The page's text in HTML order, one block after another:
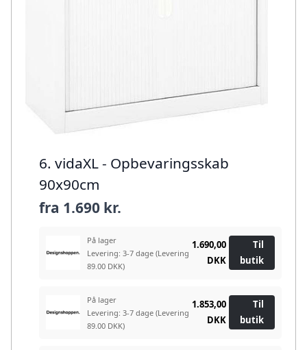
6. vidaXL - Opbevaringsskab
90x90cm
fra 1.690 kr.
På lager
Levering: 3-7 dage (Levering
89.00 DKK)
1.690,00
DKK
Til
butik
På lager
Levering: 3-7 dage (Levering
89.00 DKK)
1.853,00
DKK
Til
butik